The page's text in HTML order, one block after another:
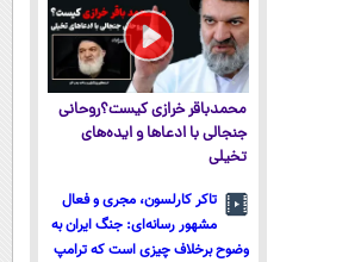
محمدباقر خرازی کیست؟روحانی
جنجالی با ادعاها و ایده‌های
تخیلی
تاکر کارلسون، مجری و فعال
مشهور رسانه‌ای: جنگ ایران به
وضوح برخلاف چیزی است که ترامپ